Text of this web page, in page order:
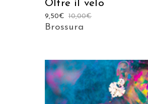
Oltre il velo
10,00€
9,50€
Brossura